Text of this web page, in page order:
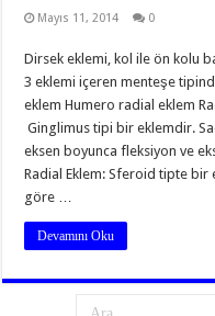
Mayıs 11, 2014 0
Dirsek eklemi, kol ile ön kolu
3 eklemi içeren menteşe
eklem Humero radial eklem
Ginglimus tipi bir eklemdir.
eksen boyunca fleksiyon ve
Radial Eklem: Sferoid tipte
göre …
Devamını Oku